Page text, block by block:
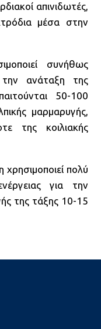
απινιδωτές,
μέσα στην
συνήθως
ανάταξη της
50-100
μαρμαρυγής,
της κοιλιακής
πολύ
για την
της τάξης 10-15